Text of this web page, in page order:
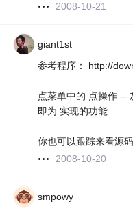
2008-10-21
giant1st
参考程序： http://
点菜单中的 点操作 --
即为 实现的功能
你也可以跟踪来看源码
2008-10-20
smpowy